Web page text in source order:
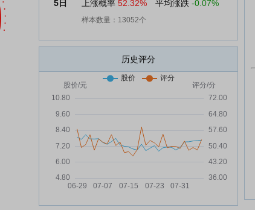
5日 上涨概率 52.32% 平均涨跌 -0.07%
样本数量：13052个
历史评分